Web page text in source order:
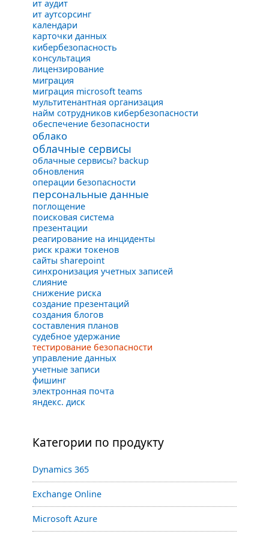
ит аудит
ит аутсорсинг
календари
карточки данных
кибербезопасность
консультация
лицензирование
миграция
миграция microsoft teams
мультитенантная организация
найм сотрудников кибербезопасности
обеспечение безопасности
облако
облачные сервисы
облачные сервисы? backup
обновления
операции безопасности
персональные данные
поглощение
поисковая система
презентации
реагирование на инциденты
риск кражи токенов
сайты sharepoint
синхронизация учетных записей
слияние
снижение риска
создание презентаций
создания блогов
составления планов
судебное удержание
тестирование безопасности
управление данных
учетные записи
фишинг
электронная почта
яндекс. диск
Категории по продукту
Dynamics 365
Exchange Online
Microsoft Azure